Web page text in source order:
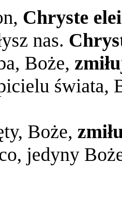
Chryste
nas.
Boże,
świata,
Boże,
jedyny